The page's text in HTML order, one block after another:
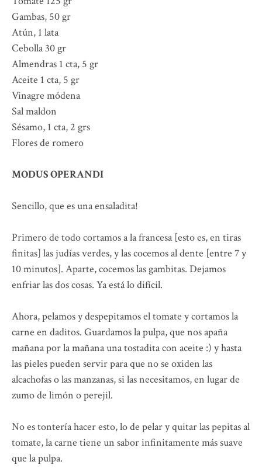
Gambas, 50 gr
Atún, 1 lata
Cebolla 30 gr
Almendras 1 cta, 5 gr
Aceite 1 cta, 5 gr
Vinagre módena
Sal maldon
Sésamo, 1 cta, 2 grs
Flores de romero
MODUS OPERANDI
Sencillo, que es una ensaladita!
Primero de todo cortamos a la francesa [esto es, en tiras
finitas] las judías verdes, y las cocemos al dente [entre 7 y
10 minutos]. Aparte, cocemos las gambitas. Dejamos
enfriar las dos cosas. Ya está lo difícil.
Ahora, pelamos y despepitamos el tomate y cortamos la
carne en daditos. Guardamos la pulpa, que nos apaña
mañana por la mañana una tostadita con aceite :) y hasta
las pieles pueden servir para que no se oxiden las
alcachofas o las manzanas, si las necesitamos, en lugar de
zumo de limón o perejil.
No es tontería hacer esto, lo de pelar y quitar las pepitas al
tomate, la carne tiene un sabor infinitamente más suave
que la pulpa.